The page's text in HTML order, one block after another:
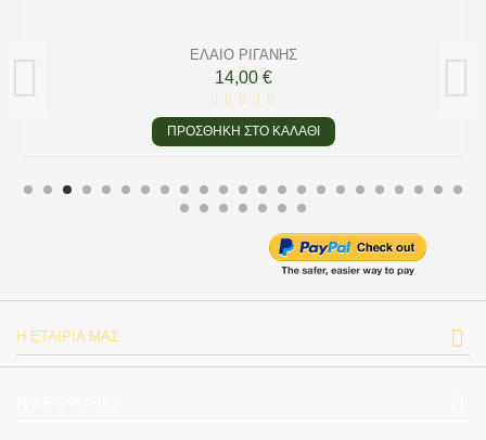
ΈΛΑΙΟ ΡΊΓΑΝΗΣ
14,00 €
ΠΡΟΣΘΉΚΗ ΣΤΟ ΚΑΛΆΘΙ
Η ΕΤΑΙΡΊΑ ΜΑΣ